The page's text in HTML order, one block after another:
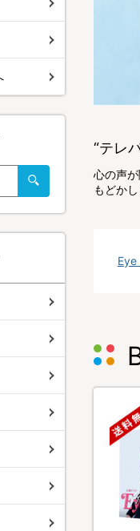
“テレ
心の声
もどか
Eye